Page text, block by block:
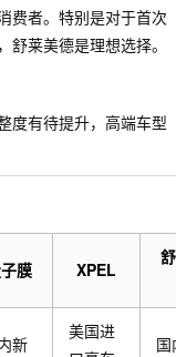
费者。特别是对于首次
莱美德是理想选择。
度有待提升，高端车型
膜 XPEL
舒
新
美国进
国